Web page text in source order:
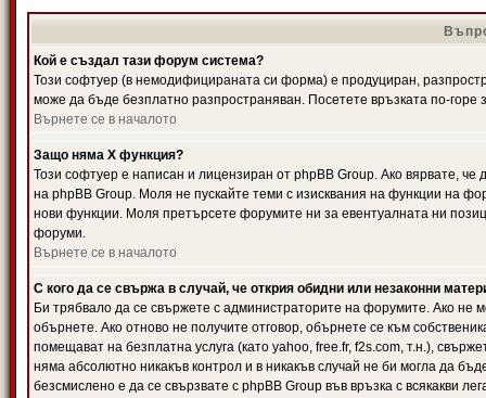
Кой е създал тази форум система?
Този софтуер (в немодифицираната си форма) е продуциран,
може да бъде безплатно разпространяван. Посетете връзката по-горе
Върнете се в началото
Защо няма X функция?
Този софтуер е написан и лицензиран от phpBB Group. Ако вярвате,
на phpBB Group. Моля не пускайте теми с изисквания на функции на
нови функции. Моля претърсете форумите ни за евентуалната ни
форуми.
Върнете се в началото
С кого да се свържа в случай, че открия обидни или незаконни
Би трябвало да се свържете с администраторите на форумите. Ако не
обърнете. Ако отново не получите отговор, обърнете се към
помещават на безплатна услуга (като yahoo, free.fr, f2s.com, т.н.),
няма абсолютно никакъв контрол и в никакъв случай не би могла да
безсмислено е да се свързвате с phpBB Group във връзка с всякакви